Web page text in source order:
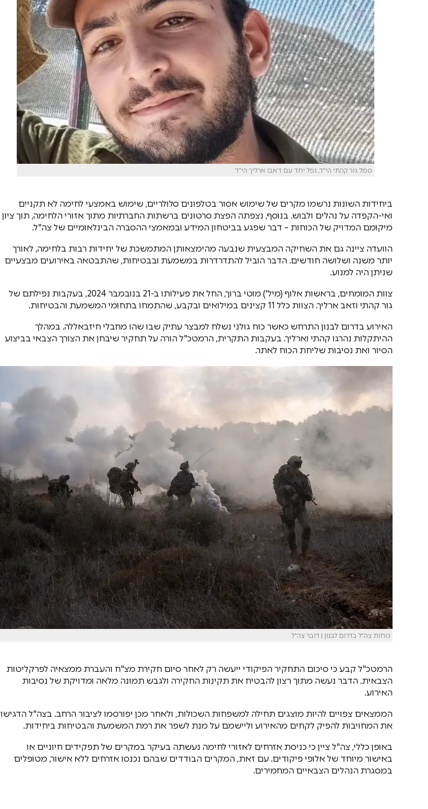
סמל גור קהתי הי"ד, נפל יחד עם ז'אבו ארליך הי"ד
ביחידות השונות נרשמו מקרים של שימוש אסור בטלפונים סלולריים, שימוש באמצעי לחימה לא תקניים
ואי-הקפדה על נהלים ולבוש. בנוסף, נצפתה הפצת סרטונים ברשתות החברתיות מתוך אזורי הלחימה, תוך ציון
מיקומם המדויק של הכוחות – דבר שפגע בביטחון המידע ובמאמצי ההסברה הבינלאומיים של צה"ל.
הוועדה ציינה גם את השחיקה המבצעית שנבעה מהימצאותן המתמשכת של יחידות רבות בלחימה, לאורך
יותר משנה ושלושה חודשים. הדבר הוביל להתדרדרות במשמעת ובבטיחות, שהתבטאה באירועים מבצעיים
שניתן היה למנוע.
צוות המומחים, בראשות אלוף (מיל') מוטי ברוך, החל את פעילותו ב-21 בנובמבר 2024, בעקבות נפילתם של
גור קהתי וזאב ארליך. הצוות כלל 11 קצינים במילואים ובקבע, שהתמחו בתחומי המשמעת והבטיחות.
האירוע בדרום לבנון התרחש כאשר כוח גולני נשלח למבצר עתיק שבו שהו מחבלי חיזבאללה. במהלך
ההיתקלות נהרגו קהתי וארליך. בעקבות התקרית, הרמטכ"ל הורה על תחקיר שיבחן את הצורך הצבאי בביצוע
הסיור ואת נסיבות שליחת הכוח לאתר.
כוחות צה"ל בדרום לבנון | דובר צה"ל
הרמטכ"ל קבע כי סיכום התחקיר הפיקודי ייעשה רק לאחר סיום חקירת מצ"ח והעברת ממצאיה לפרקליטות
הצבאית. הדבר נעשה מתוך רצון להבטיח את תקינות החקירה ולגבש תמונה מלאה ומדויקת של נסיבות
האירוע.
הממצאים צפויים להיות מוצגים תחילה למשפחות השכולות, ולאחר מכן יפורסמו לציבור הרחב. בצה"ל הדגישו
את המחויבות להפיק לקחים מהאירוע וליישמם על מנת לשפר את רמת המשמעת והבטיחות ביחידות.
באופן כללי, צה"ל ציין כי כניסת אזרחים לאזורי לחימה נעשתה בעיקר במקרים של תפקידים חיוניים או
באישור מיוחד של אלופי פיקודים. עם זאת, המקרים הבודדים שבהם נכנסו אזרחים ללא אישור, מטופלים
במסגרת הנהלים הצבאיים המחמירים.